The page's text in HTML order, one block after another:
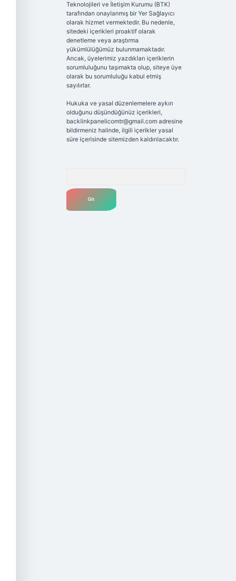
Teknolojileri ve İletişim Kurumu (BTK)
tarafından onaylanmış bir Yer Sağlayıcı
olarak hizmet vermektedir. Bu nedenle,
sitedeki içerikleri proaktif olarak
denetleme veya araştırma
yükümlülüğümüz bulunmamaktadır.
Ancak, üyelerimiz yazdıkları içeriklerin
sorumluluğunu taşımakta olup, siteye üye
olarak bu sorumluluğu kabul etmiş
sayılırlar.
Hukuka ve yasal düzenlemelere aykırı
olduğunu düşündüğünüz içerikleri,
backlinkpanelicomtr@gmail.comadresine
bildirmeniz halinde, ilgili içerikler yasal
süre içerisinde sitemizden kaldırılacaktır.